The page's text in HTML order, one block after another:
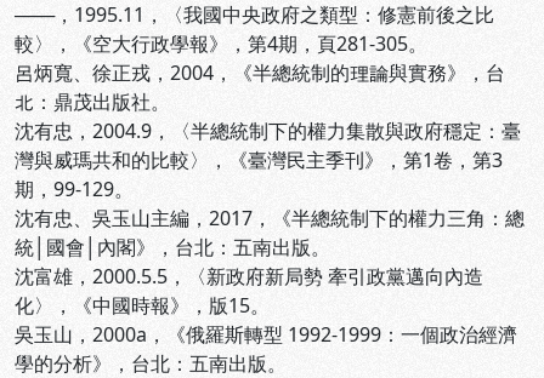
───，1995.11，〈我國中央政府之類型：修憲前後之比
較〉，《空大行政學報》，第4期，頁281-305。
呂炳寬、徐正戎，2004，《半總統制的理論與實務》，台
北：鼎茂出版社。
沈有忠，2004.9，〈半總統制下的權力集散與政府穩定：臺
灣與威瑪共和的比較〉，《臺灣民主季刊》，第1卷，第3
期，99-129。
沈有忠、吳玉山主編，2017，《半總統制下的權力三角：總
統│國會│內閣》，台北：五南出版。
沈富雄，2000.5.5，〈新政府新局勢 牽引政黨邁向內造
化〉，《中國時報》，版15。
吳玉山，2000a，《俄羅斯轉型 1992-1999：一個政治經濟
學的分析》，台北：五南出版。